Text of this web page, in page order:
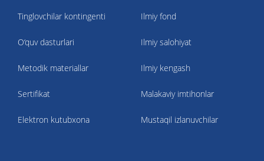
Tinglovchilar kontingenti
O‘quv dasturlari
Metodik materiallar
Sertifikat
Elektron kutubxona
Ilmiy fond
Ilmiy salohiyat
Ilmiy kengash
Malakaviy imtihonlar
Mustaqil izlanuvchilar